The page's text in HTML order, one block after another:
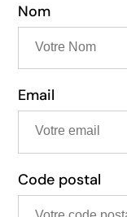
Nom
Email
Code postal